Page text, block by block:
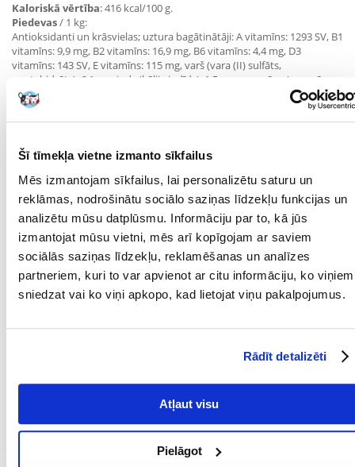
Šī tīmekļa vietne izmanto sīkfailus
Mēs izmantojam sīkfailus, lai personalizētu saturu un
reklāmas, nodrošinātu sociālo saziņas līdzekļu funkcijas un
analizētu mūsu datplūsmu. Informāciju par to, kā jūs
izmantojat mūsu vietni, mēs arī kopīgojam ar saviem
sociālās saziņas līdzekļu, reklamēšanas un analīzes
partneriem, kuri to var apvienot ar citu informāciju, ko viņiem
sniedzat vai ko viņi apkopo, kad lietojat viņu pakalpojumus.
Rādīt detalizēti
Atļaut visu
Pielāgot
Kaloriskā vērtība: 416 kcal/100 g.
Piedevas/ 1 kg:
Antioksidanti un krāsvielas; uztura bagātinātāji: A vitamīns: 1293 SV, B1
vitamīns: 9,9 mg, B2 vitamīns: 16,9 mg, B6 vitamīns: 4,4 mg, D3
vitamīns: 143 SV, E vitamīns: 115 mg, varš (vara (II) sulfāts,
pentahidrāts): 6,1 mg, jods (kālija jodīds): 1,5 mg, mangāns (mangāna
sulfāts monohidrāts): 14,1 mg, cinks (cinka sulfāta monohidrāts): 70,5
mg. Organoleptiskās piedevas: kaķumētras aromāts: 11,9 mg.
neorganiskās vielas: 8; jēlšķiedra: 2.
Ieteicamais dienas barības daudzums
Pieaugušiem kaķiem izbarojiet līdz 20 devām dienā. Kaķēniem, kas
vecāki par 8 nedēļām, izbarot līdz 6 gabaliņiem dienā. Attiecīgi
samaziniet galvenās ēdienreizes devu. Uzglabāt sausā un vēsā vietā.
Pēc atvēršanas uzglabāt iepakojumu cieši noslēgtu un izlietot 4 nedēļu
laikā. Neaizmirstiet savam mājdzīvniekam nodrošināt pastāvīgu
piekļuvi svaigam ūdenim, lai tas varētu dzert.
Parametri
IEPAKOJUMA SVARS
0.72
Pieaudzis